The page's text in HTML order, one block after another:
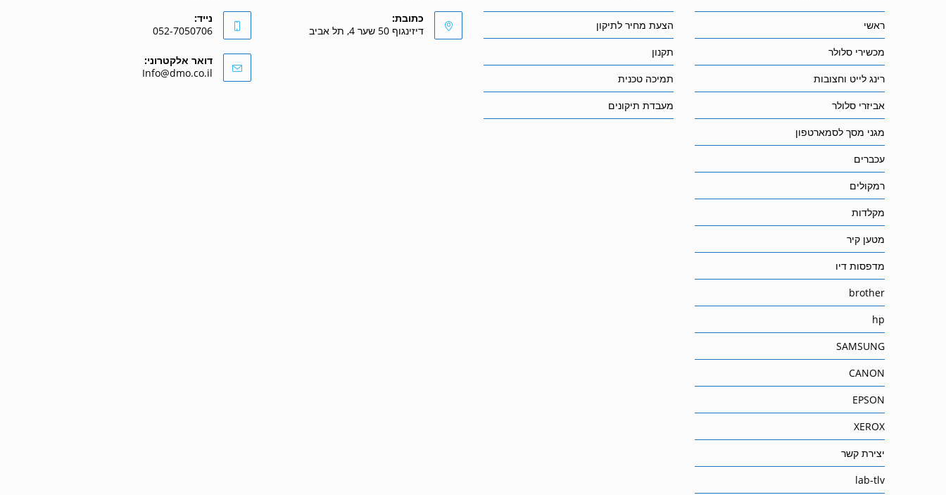
ראשי
מכשירי סלולר
רינג לייט וחצובות
אביזרי סלולר
מגני מסך לסמארטפון
עכברים
רמקולים
מקלדות
מטען קיר
מדפסות דיו
brother
hp
SAMSUNG
CANON
EPSON
XEROX
יצירת קשר
lab-tlv
הצעת מחיר לתיקון
תקנון
תמיכה טכנית
מעבדת תיקונים
כתובת:
דיזינגוף 50 שער 4, תל אביב
נייד:
052-7050706
דואר אלקטרוני:
Info@dmo.co.il